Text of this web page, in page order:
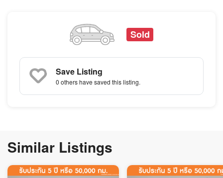
Sold
Save Listing
0 othershave saved this listing.
Similar Listings